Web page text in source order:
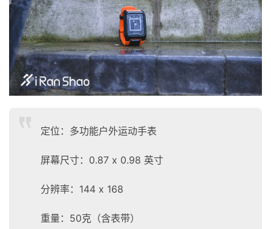
定位：多功能户外运动手表
屏幕尺寸：0.87 x 0.98 英寸
分辨率：144 x 168
重量：50克（含表带）